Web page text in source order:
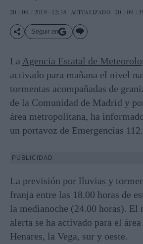
20 / 09 / 2019 - 12: 18 ACTUALIZADO 20 / 09 /
Seguir en
La Agencia Estatal de
activado para mañana el nivel
tormentas acompañadas de
de la Comunidad de Madrid y
área metropolitana, ha
un portavoz de Emergencias 112.
PUBLICIDAD
La previsión por lluvias y
franja entre las 18.00 horas de
la medianoche (24.00 horas). El
alerta se ha activado para el
Henares, la Vega, sur y oeste.